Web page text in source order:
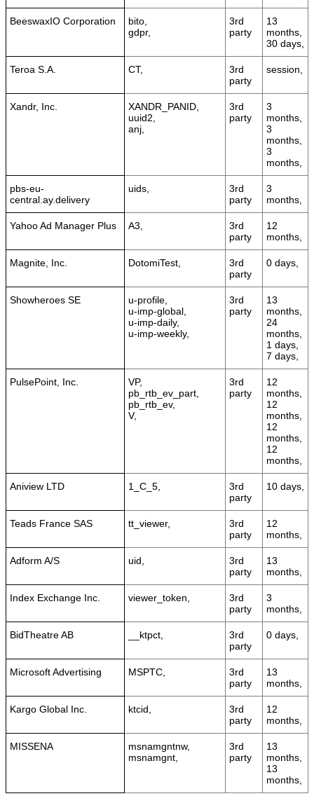
BeeswaxIO Corporation
bito,
gdpr,
3rd
party
13
months,
30 days,
Teroa S.A. CT,
3rd
party
session,
Xandr, Inc.
XANDR_PANID,
uuid2,
anj,
3rd
party
3
months,
3
months,
3
months,
pbs-eu-
central.ay.delivery
uids,
3rd
party
3
months,
Yahoo Ad Manager Plus A3,
3rd
party
12
months,
Magnite, Inc. DotomiTest,
3rd
party
0 days,
Showheroes SE
u-profile,
u-imp-global,
u-imp-daily,
u-imp-weekly,
3rd
party
13
months,
24
months,
1 days,
7 days,
PulsePoint, Inc.
VP,
pb_rtb_ev_part,
pb_rtb_ev,
V,
3rd
party
12
months,
12
months,
12
months,
12
months,
Aniview LTD 1_C_5,
3rd
party
10 days,
Teads France SAS tt_viewer,
3rd
party
12
months,
Adform A/S uid,
3rd
party
13
months,
Index Exchange Inc. viewer_token,
3rd
party
3
months,
BidTheatre AB __ktpct,
3rd
party
0 days,
Microsoft Advertising MSPTC,
3rd
party
13
months,
Kargo Global Inc. ktcid,
3rd
party
12
months,
MISSENA
msnamgntnw,
msnamgnt,
3rd
party
13
months,
13
months,